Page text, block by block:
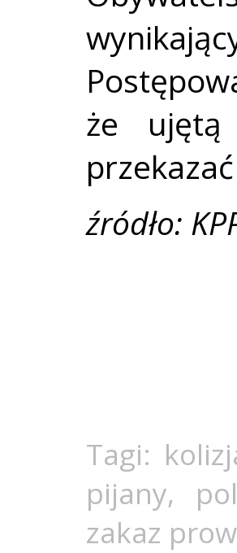
że ujętą
źródło:
Tagi:
pijany,
zakaz